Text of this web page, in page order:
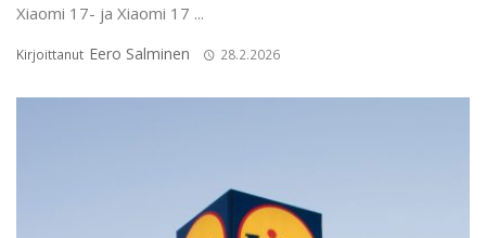
Xiaomi 17- ja Xiaomi 17 ...
Kirjoittanut Eero Salminen 28.2.2026